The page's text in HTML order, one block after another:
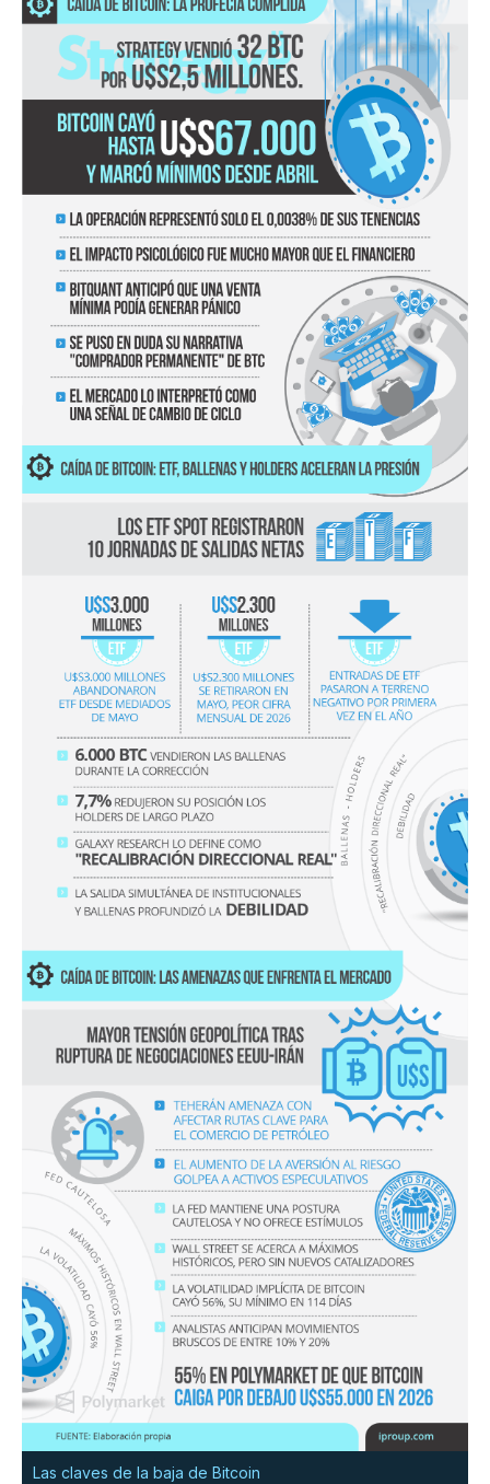
Las claves de la baja de Bitcoin